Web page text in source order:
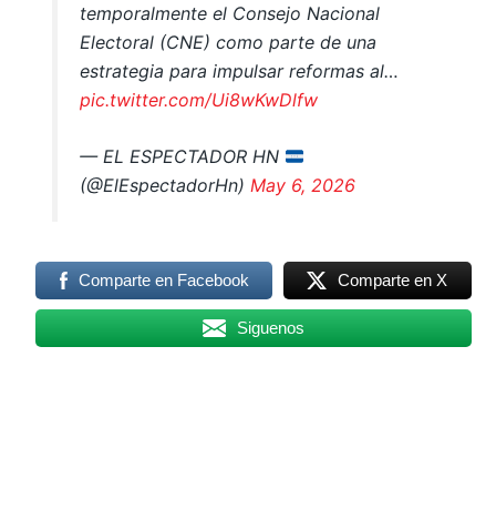
temporalmente el Consejo Nacional
Electoral (CNE) como parte de una
estrategia para impulsar reformas al…
pic.twitter.com/Ui8wKwDlfw
— EL ESPECTADOR HN
(@ElEspectadorHn) May 6, 2026
Comparte en Facebook Comparte en X
Siguenos